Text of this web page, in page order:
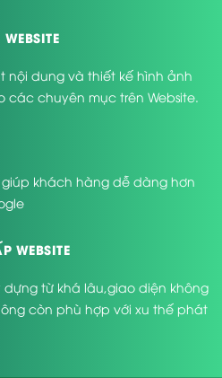
dung và thiết kế hình ảnh
chuyên mục trên Website.
khách hàng dễ dàng hơn
WEBSITE
từ khá lâu,giao diện không
còn phù hợp với xu thế phát